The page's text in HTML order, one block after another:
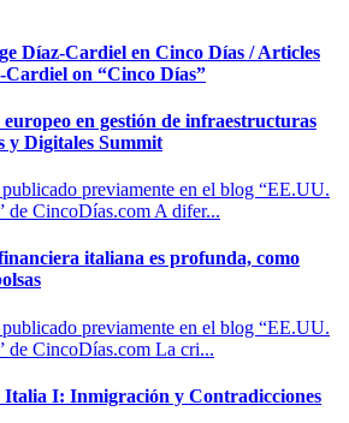
Díaz-Cardiel en Cinco Días / Articles
on “Cinco Días”
en gestión de infraestructuras
y Digitales Summit
previamente en el blog “EE.UU.
de CincoDías.com A difer...
italiana es profunda, como
previamente en el blog “EE.UU.
de CincoDías.com La cri...
Italia I: Inmigración y Contradicciones